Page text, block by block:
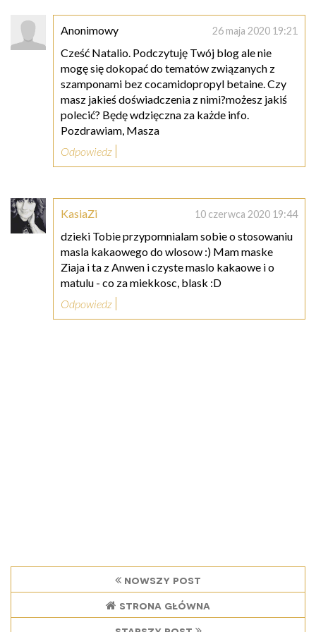
Anonimowy 26 maja 2020 19:21
Cześć Natalio. Podczytuję Twój blog ale nie
mogę się dokopać do tematów związanych z
szamponami bez cocamidopropyl betaine. Czy
masz jakieś doświadczenia z nimi?możesz jakiś
polecić? Będę wdzięczna za każde info.
Pozdrawiam, Masza
Odpowiedz
KasiaZi 10 czerwca 2020 19:44
dzieki Tobie przypomnialam sobie o stosowaniu
masla kakaowego do wlosow :) Mam maske
Ziaja i ta z Anwen i czyste maslo kakaowe i o
matulu - co za miekkosc, blask :D
Odpowiedz
nowszy post
strona główna